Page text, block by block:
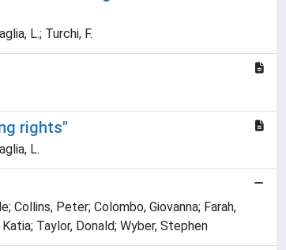
L.; Turchi, F.
rights"
L.
Collins, Peter; Colombo, Giovanna; Farah,
Taylor, Donald; Wyber, Stephen